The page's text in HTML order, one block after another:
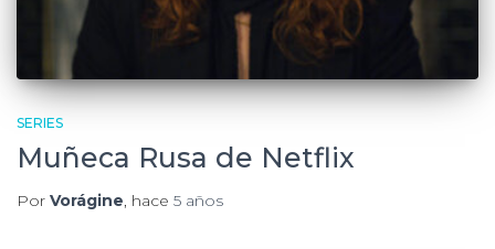
SERIES
Muñeca Rusa de Netflix
Por Vorágine, hace 5 años